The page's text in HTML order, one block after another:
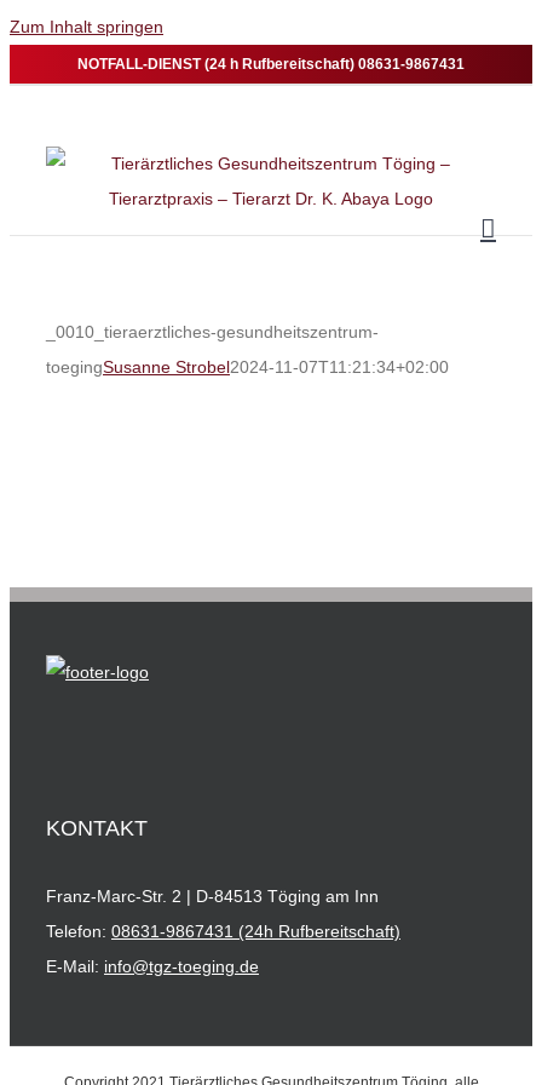
Zum Inhalt springen
NOTFALL-DIENST (24 h Rufbereitschaft) 08631-9867431
_0010_tieraerztliches-gesundheitszentrum-
toegingSusanne Strobel2024-11-07T11:21:34+02:00
KONTAKT
Franz-Marc-Str. 2 | D-84513 Töging am Inn
Telefon: 08631-9867431 (24h Rufbereitschaft)
E-Mail: info@tgz-toeging.de